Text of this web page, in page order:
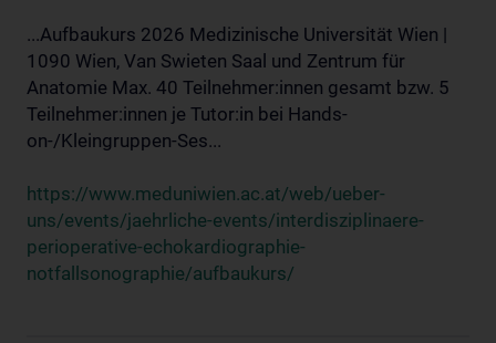
...Aufbaukurs 2026 Medizinische Universität Wien |
1090 Wien, Van Swieten Saal und Zentrum für
Anatomie Max. 40 Teilnehmer:innen gesamt bzw. 5
Teilnehmer:innen je Tutor:in bei Hands-
on-/Kleingruppen-Ses...
https://www.meduniwien.ac.at/web/ueber-
uns/events/jaehrliche-events/interdisziplinaere-
perioperative-echokardiographie-
notfallsonographie/aufbaukurs/